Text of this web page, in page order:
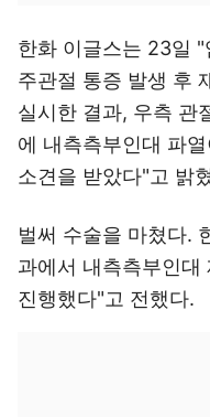
한화 이글스는 23일
주관절 통증 발생 후
실시한 결과, 우측 관
에 내측측부인대 파
소견을 받았다"고 밝
벌써 수술을 마쳤다.
과에서 내측측부인대
진행했다"고 전했다.